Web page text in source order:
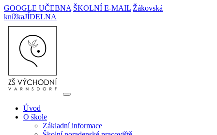
GOOGLE UČEBNA ŠKOLNÍ E-MAIL Žákovská
knížkaJÍDELNA
Úvod
O škole
Základní informace